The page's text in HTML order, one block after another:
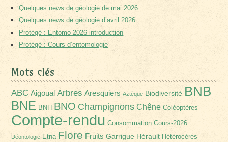
Quelques news de géologie de mai 2026
Quelques news de géologie d’avril 2026
Protégé : Entomo 2026 introduction
Protégé : Cours d’entomologie
Mots clés
ABC Aigoual Arbres Aresquiers Aztèque Biodiversité BNB
BNE BNH BNO Champignons Chêne Coléoptères
Compte-rendu Consommation Cours-2026
Déontologie Etna Flore Fruits Garrigue Hérault Hétérocères